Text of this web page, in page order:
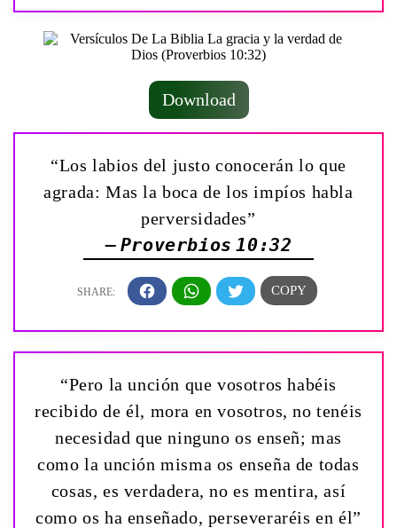
Download
“Los labios del justo conocerán lo que
agrada: Mas la boca de los impíos habla
perversidades”
— Proverbios 10:32
“Pero la unción que vosotros habéis
recibido de él, mora en vosotros, no tenéis
necesidad que ninguno os enseñ; mas
como la unción misma os enseña de todas
cosas, es verdadera, no es mentira, así
como os ha enseñado, perseveraréis en él”